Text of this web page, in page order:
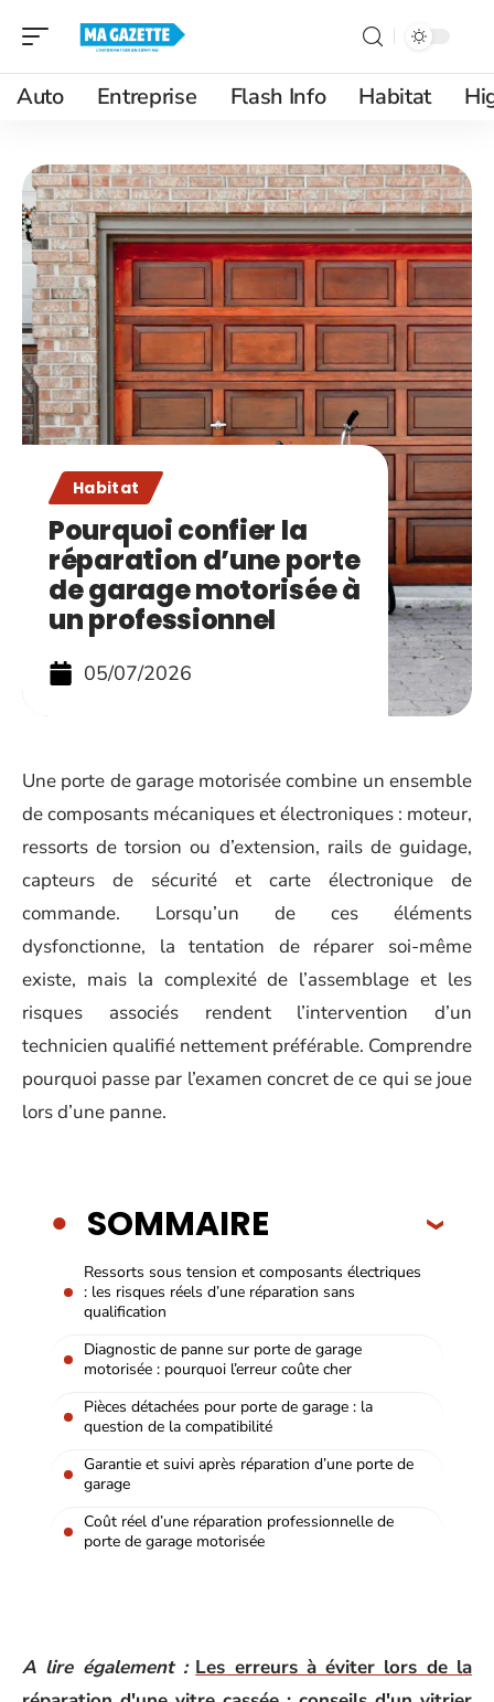
Auto Entreprise Flash Info Habitat
Habitat
Pourquoi confier la
réparation d’une porte
de garage motorisée à
un professionnel
05/07/2026
Une porte de garage motorisée combine un ensemble
de composants mécaniques et électroniques : moteur,
ressorts de torsion ou d’extension, rails de guidage,
capteurs de sécurité et carte électronique de
commande. Lorsqu’un de ces éléments
dysfonctionne, la tentation de réparer soi-même
existe, mais la complexité de l’assemblage et les
risques associés rendent l’intervention d’un
technicien qualifié nettement préférable. Comprendre
pourquoi passe par l’examen concret de ce qui se joue
lors d’une panne.
SOMMAIRE
Ressorts sous tension et composants électriques
: les risques réels d’une réparation sans
qualification
Diagnostic de panne sur porte de garage
motorisée : pourquoi l’erreur coûte cher
Pièces détachées pour porte de garage : la
question de la compatibilité
Garantie et suivi après réparation d’une porte de
garage
Coût réel d’une réparation professionnelle de
porte de garage motorisée
A lire également : Les erreurs à éviter lors de la